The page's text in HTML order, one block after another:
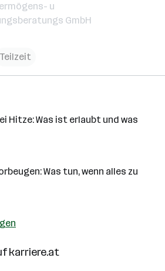
u
GmbH
Teilzeit
Hitze: Was ist erlaubt und was
Was tun, wenn alles zu
karriere.at